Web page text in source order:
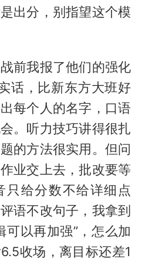
出分，别指望这个模
前我报了他们的强化
话，比新东方大班好
每个人的名字，口语
。听力技巧讲得很扎
的方法很实用。但问
业交上去，批改要等
只给分数不给详细点
语不改句子，我拿到
可以再加强”，怎么加
收场，离目标还差1